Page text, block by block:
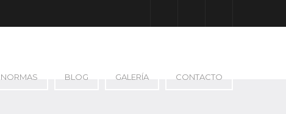
NORMAS BLOG GALERÍA CONTACTO